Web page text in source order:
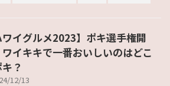
ワイグルメ2023】ポキ選手権開
イキキで一番おいしいのはどこ
？
12/13